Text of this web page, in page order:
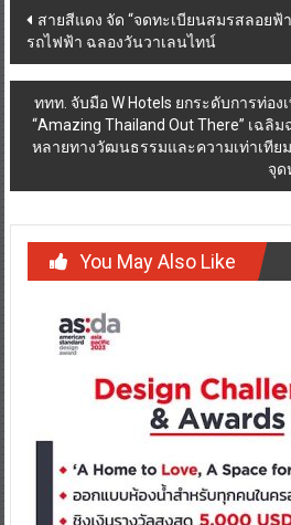
Post
navigation
สายสีแดง จัด “จดทะเบียนสมรสลอย
รถไฟฟ้า ฉลองวันวาเลนไทน์
ททท. จับมือ W Hotels ยกระดับการท่อง
“Amazing Thailand Out There” เฉลิ
หลายทางวัฒนธรรมและความเท่าเทีย
จุด
You May Also Like